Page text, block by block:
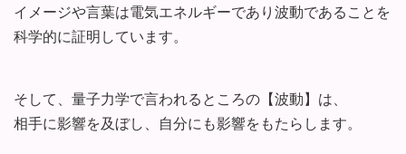
イメージや言葉は電気エネルギーであり波動であることを
科学的に証明しています。
そして、量子力学で言われるところの【波動】は、
相手に影響を及ぼし、自分にも影響をもたらします。